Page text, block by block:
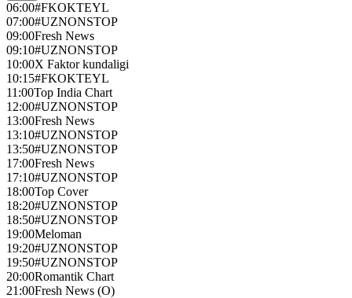
06:00#FKOKTEYL
07:00#UZNONSTOP
09:00Fresh News
09:10#UZNONSTOP
10:00X Faktor kundaligi
10:15#FKOKTEYL
11:00Top India Chart
12:00#UZNONSTOP
13:00Fresh News
13:10#UZNONSTOP
13:50#UZNONSTOP
17:00Fresh News
17:10#UZNONSTOP
18:00Top Cover
18:20#UZNONSTOP
18:50#UZNONSTOP
19:00Meloman
19:20#UZNONSTOP
19:50#UZNONSTOP
20:00Romantik Chart
21:00Fresh News (О)